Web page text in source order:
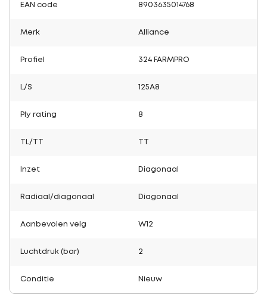
EAN code 8903635014768
Merk Alliance
Profiel 324 FARMPRO
L/S 125A8
Ply rating 8
TL/TT
Inzet Diagonaal
Radiaal/diagonaal Diagonaal
Aanbevolen velg W12
Luchtdruk (bar) 2
Conditie Nieuw